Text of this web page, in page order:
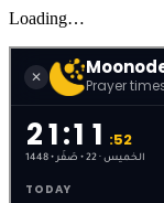
Loading…